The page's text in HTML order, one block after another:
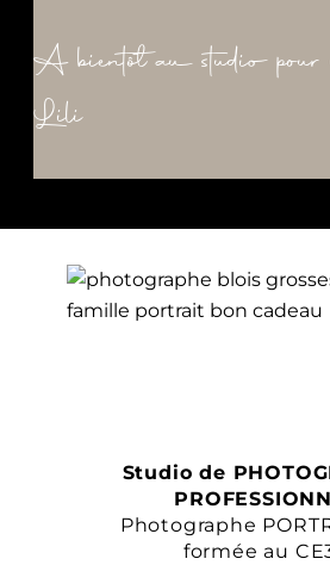
A bientôt au studio pour
Lili
Studio de
Photographe
formée au